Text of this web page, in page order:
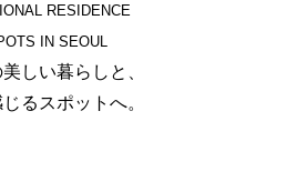
RESIDENCE
IN SEOUL
しい暮らしと、
るスポットへ。